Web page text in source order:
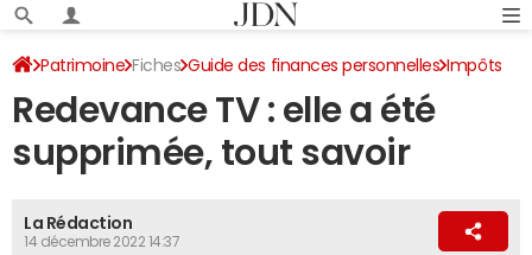
Patrimoine Fiches Guide des finances personnelles Impôts
Impôts locaux
Redevance TV : elle a été
supprimée, tout savoir
La Rédaction
14 décembre 2022 14:37